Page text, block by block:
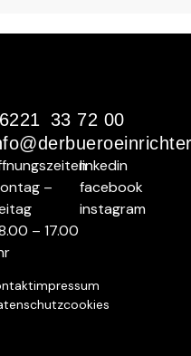
33 72 00
–
– 17.00
linkedin
facebook
instagram
impressum
cookies